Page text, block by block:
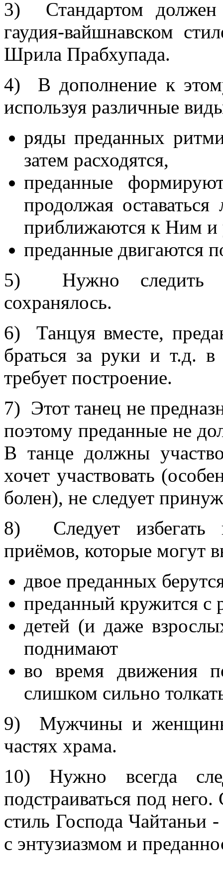
3) Стандартом должен
гаудия-вайшнавском
Шрила Прабхупада.
4) В дополнение к
используя различные
ряды преданных
затем расходятся,
преданные
продолжая
приближаются к Ним и
преданные двигаются
5) Нужно следить
сохранялось.
6) Танцуя вместе,
браться за руки и т.д. в
требует построение.
7) Этот танец не
поэтому преданные не
В танце должны
хочет участвовать
болен), не следует
8) Следует избегать
приёмов, которые могут
двое преданных
преданный кружится с
детей (и даже
поднимают
во время движения
слишком сильно
9) Мужчины и женщины
частях храма.
10) Нужно всегда
подстраиваться под
стиль Господа Чайтаньи
с энтузиазмом и